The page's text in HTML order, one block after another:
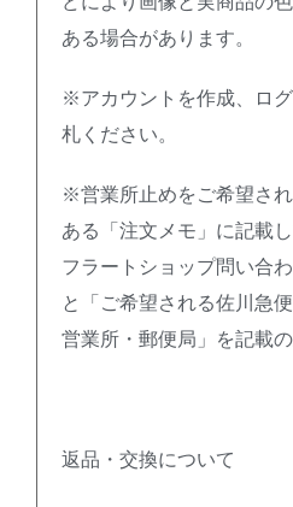
ある場合があります。
※アカウントを作成、ロ
札ください。
※営業所止めをご希望さ
ある「注文メモ」に記載
フラートショップ問い合
と「ご希望される佐川急
営業所・郵便局」を記載
返品・交換について